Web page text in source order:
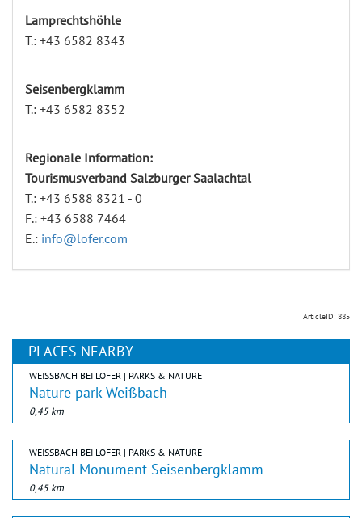
Lamprechtshöhle
T.: +43 6582 8343
Seisenbergklamm
T.: +43 6582 8352
Regionale Information:
Tourismusverband Salzburger Saalachtal
T.: +43 6588 8321 - 0
F.: +43 6588 7464
E.: info@lofer.com
ArticleID: 885
PLACES NEARBY
WEISSBACH BEI LOFER | PARKS & NATURE
Nature park Weißbach
0,45 km
WEISSBACH BEI LOFER | PARKS & NATURE
Natural Monument Seisenbergklamm
0,45 km